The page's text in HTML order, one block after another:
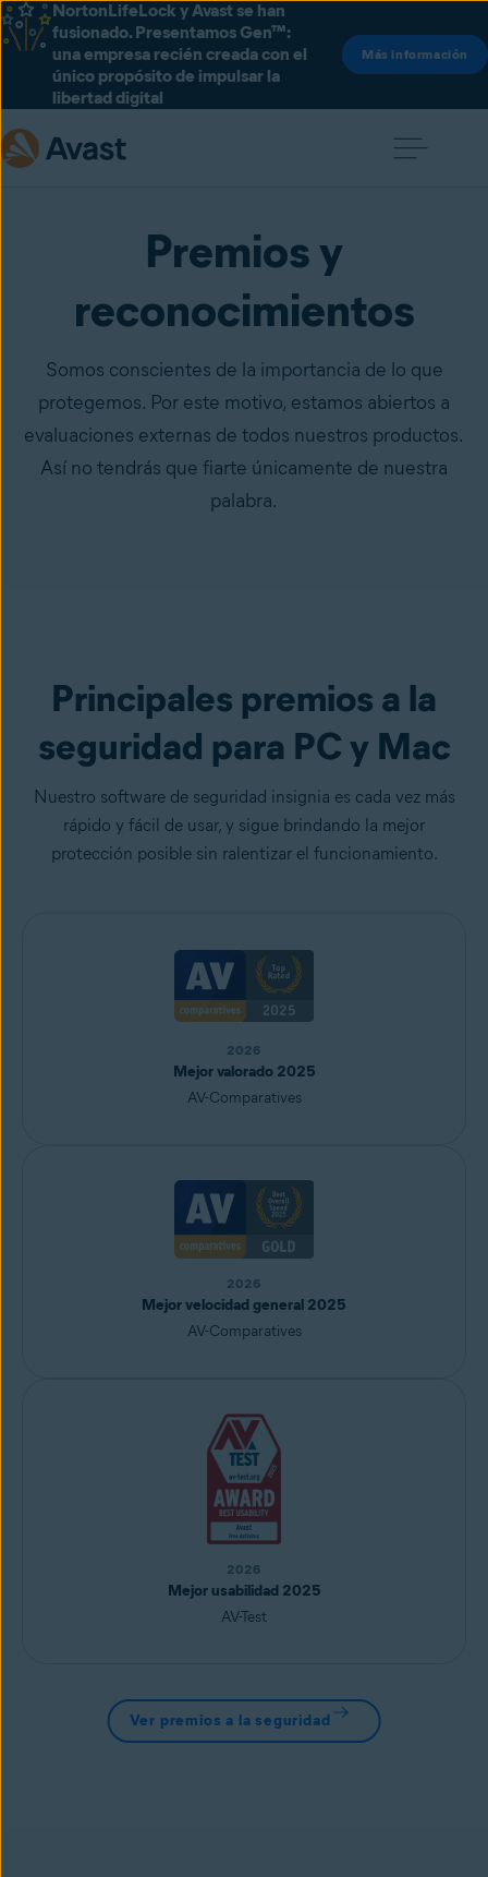
NortonLifeLock y Avast se han
fusionado. Presentamos Gen™:
una empresa recién creada con el
único propósito de impulsar la
libertad digital
Más información
Premios y
reconocimientos
Somos conscientes de la importancia de lo que
protegemos. Por este motivo, estamos abiertos a
evaluaciones externas de todos nuestros productos.
Así no tendrás que fiarte únicamente de nuestra
palabra.
Principales premios a la
seguridad para PC y Mac
Nuestro software de seguridad insignia es cada vez más
rápido y fácil de usar, y sigue brindando la mejor
protección posible sin ralentizar el funcionamiento.
2026
Mejor valorado 2025
AV-Comparatives
2026
Mejor velocidad general 2025
AV-Comparatives
2026
Mejor usabilidad 2025
AV-Test
Ver premios a la seguridad